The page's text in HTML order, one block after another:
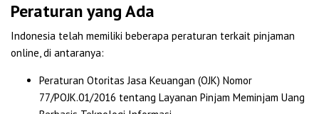
Peraturan yang Ada
Indonesia telah memiliki beberapa peraturan terkait pinjaman
online, di antaranya:
Peraturan Otoritas Jasa Keuangan (OJK) Nomor
77/POJK.01/2016 tentang Layanan Pinjam Meminjam Uang